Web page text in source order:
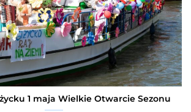
1 maja Wielkie Otwarcie Sezonu